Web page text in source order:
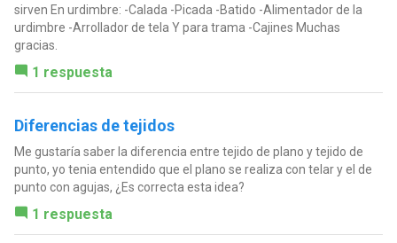
sirven En urdimbre: -Calada -Picada -Batido -Alimentador de la
urdimbre -Arrollador de tela Y para trama -Cajines Muchas
gracias.
1 respuesta
Diferencias de tejidos
Me gustaría saber la diferencia entre tejido de plano y tejido de
punto, yo tenia entendido que el plano se realiza con telar y el de
punto con agujas, ¿Es correcta esta idea?
1 respuesta